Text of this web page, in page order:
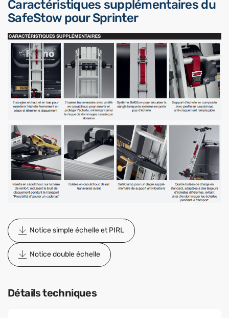
Caractéristiques supplémentaires du
SafeStow pour Sprinter
Notice simple échelle et PIRL
Notice double échelle
Détails techniques